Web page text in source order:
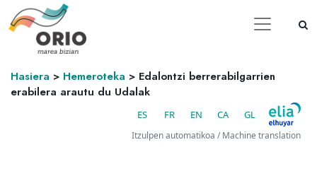
Hasiera > Hemeroteka > Edalontzi berrerabilgarrien
erabilera arautu du Udalak
ES FR EN CA GL
Itzulpen automatikoa / Machine translation